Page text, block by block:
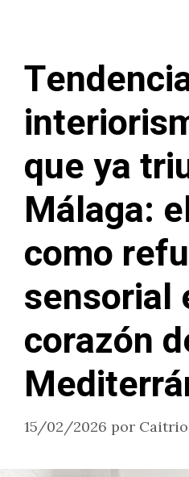
que ya
Málaga:
como
sensorial
corazón
15/02/2026 por